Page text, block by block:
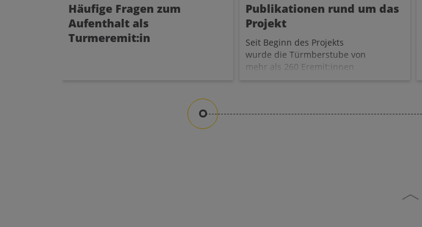
Häufige Fragen zum
Aufenthalt als
Turmeremit:in
Publikationen rund um das
Projekt
Seit Beginn des Projekts
wurde die Türmberstube von
mehr als 260 Eremit:innen
drittes Mal in die Stille